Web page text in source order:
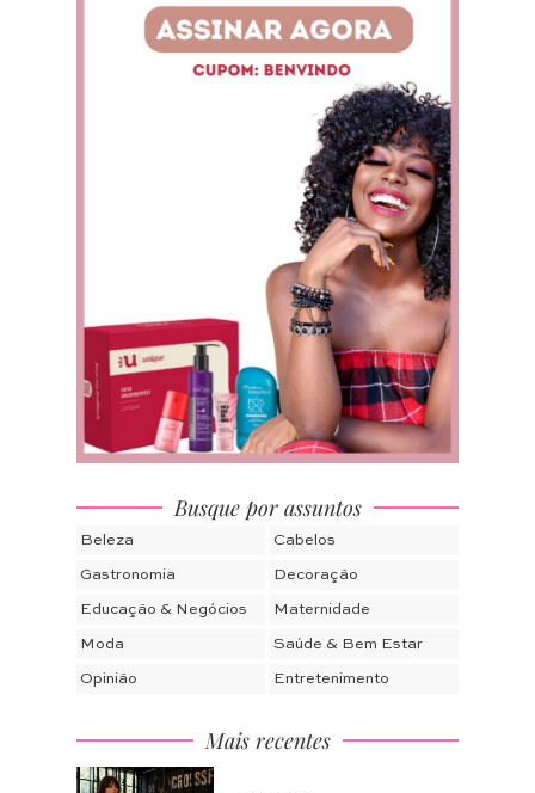
Busque por assuntos
Beleza Cabelos
Gastronomia Decoração
Educação & Negócios Maternidade
Moda Saúde & Bem Estar
Opinião Entretenimento
Mais recentes